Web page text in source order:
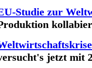
Studie zur
kollabiert
jetzt mit 2